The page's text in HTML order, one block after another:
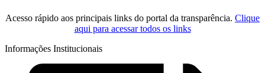
Acesso rápido aos principais links do portal da transparência. Clique
aqui para acessar todos os links
Informações Institucionais